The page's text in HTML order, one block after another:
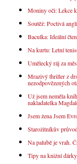
Moniny oči: Lekce
Soutěž: Poctivá
Baculka: Ideální
Na kurtu: Letní
Umělecký ráj za
Mrazivý thriller z
nezodpovězených
Už jsem neměla
nakladatelka
Jsem žena Jsem
Starožitníkův
Na palubě je vrah.
Tipy na knižní